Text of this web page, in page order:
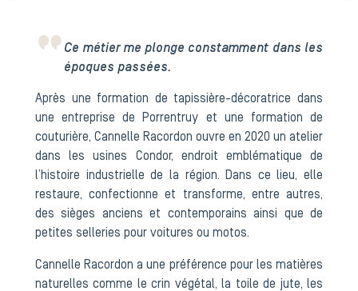
Ce métier me plonge constamment dans les
époques passées.
Après une formation de tapissière-décoratrice dans
une entreprise de Porrentruy et une formation de
couturière, Cannelle Racordon ouvre en 2020 un atelier
dans les usines Condor, endroit emblématique de
l’histoire industrielle de la région. Dans ce lieu, elle
restaure, confectionne et transforme, entre autres,
des sièges anciens et contemporains ainsi que de
petites selleries pour voitures ou motos.
Cannelle Racordon a une préférence pour les matières
naturelles comme le crin végétal, la toile de jute, les